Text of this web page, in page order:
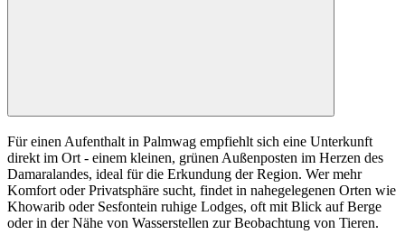
Für einen Aufenthalt in Palmwag empfiehlt sich eine Unterkunft
direkt im Ort - einem kleinen, grünen Außenposten im Herzen des
Damaralandes, ideal für die Erkundung der Region. Wer mehr
Komfort oder Privatsphäre sucht, findet in nahegelegenen Orten wie
Khowarib oder Sesfontein ruhige Lodges, oft mit Blick auf Berge
oder in der Nähe von Wasserstellen zur Beobachtung von Tieren.